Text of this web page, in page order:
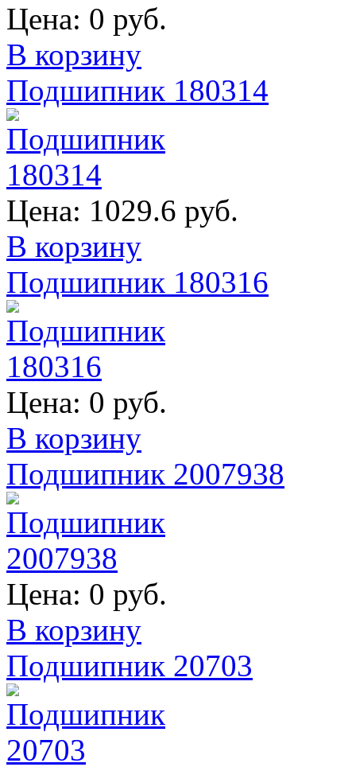
Цена: 0 руб.
В корзину
Подшипник 180314
Цена: 1029.6 руб.
В корзину
Подшипник 180316
Цена: 0 руб.
В корзину
Подшипник 2007938
Цена: 0 руб.
В корзину
Подшипник 20703